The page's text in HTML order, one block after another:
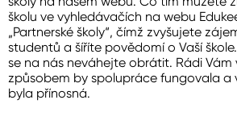
školu ve vyhledávačích na webu
„Partnerské školy“, čímž zvyšujete
studentů a šíříte povědomí o Vaší
se na nás neváhejte obrátit. Rádi Vám
způsobem by spolupráce fungovala a
byla přínosná.